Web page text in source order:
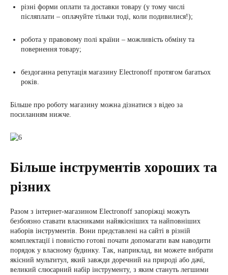
різні форми оплати та доставки товару (у тому числі
післяплати – оплачуйте тільки тоді, коли подивилися!);
робота у правовому полі країни – можливість обміну та
повернення товару;
бездоганна репутація магазину Еlectronoff протягом багатьох
років.
Більше про роботу магазину можна дізнатися з відео за
посиланням нижче.
Більше інструментів хороших та
різних
Разом з інтернет-магазином Еlectronoff запоріжці можуть
безбоязно ставати власниками найякісніших та найповніших
наборів інструментів. Вони представлені на сайті в різній
комплектації і повністю готові почати допомагати вам наводити
порядок у власному будинку. Так, наприклад, ви можете вибрати
якісний мультитул, який завжди доречний на природі або дачі,
великий слюсарний набір інструменту, з яким стануть легшими